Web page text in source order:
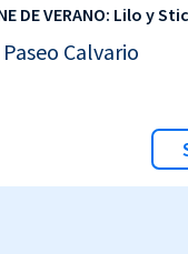
DE VERANO: Lilo y
Paseo Calvario